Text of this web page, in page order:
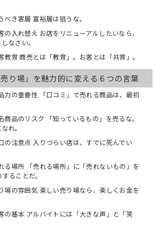
定版!
第１章 「お客」をガッチリつかむ７つ
第２章 「商品と売り場」を魅力的に変
える６つの言葉
第３章 「キャッチコピー」を磨く５つ
の言葉
第４章 「チラシ・広告」の効果を上げ
第５章 「販促企画」で人を集める５つ
稼ぐ４つの言葉
言葉
2020/12/1に電子化をいたしました）
べき客層 富裕層は狙うな。
の入れ替え お店をリニューアルしたいなら、
なさい。
教育 商売とは「教育」。お客とは「共育」。
り場」を魅力的に変える６つの言葉
力の重要性 「口コミ」で売れる商品は、最初
商品のリスク 「知っているもの」を売るな。
れ。
の注意点 入りづらい店は、すでに死んでい
る場所 「売れる場所」に「売れないもの」を
ることだ。
場の雰囲気 楽しい売り場なら、楽しくお金を
の基本 アルバイトには「大きな声」と「笑